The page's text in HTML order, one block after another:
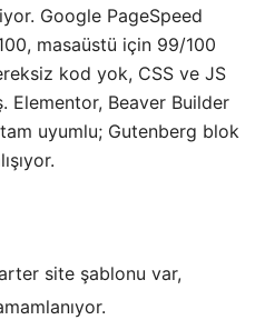
Google PageSpeed
masaüstü için 99/100
kod yok, CSS ve JS
Elementor, Beaver Builder
uyumlu; Gutenberg blok
site şablonu var,